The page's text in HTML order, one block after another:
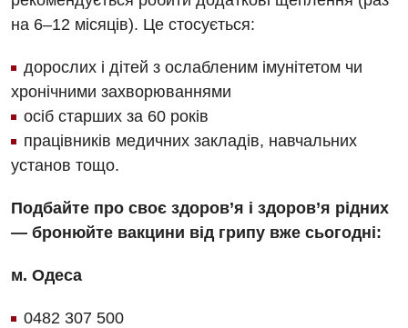
на 6–12 місяців). Це стосується:
дорослих і дітей з ослабленим імунітетом чи
хронічними захворюваннями
осіб старших за 60 років
працівників медичних закладів, навчальних
установ тощо.
Подбайте про своє здоров’я і здоров’я рідних
— бронюйте вакцини від грипу вже сьогодні:
м. Одеса
0482 307 500